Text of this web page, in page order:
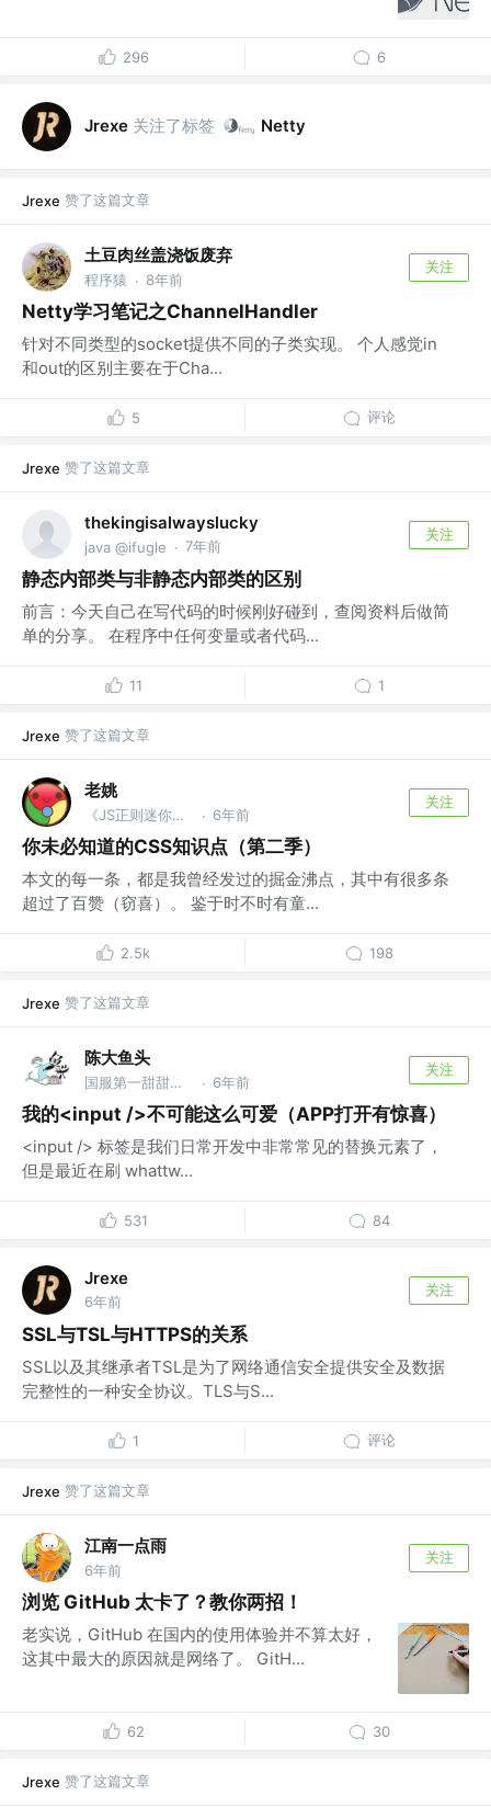
296 6
Jrexe 关注了标签 Netty
Jrexe 赞了这篇文章
土豆肉丝盖浇饭废弃
程序猿 · 8年前
关注
Netty学习笔记之ChannelHandler
针对不同类型的socket提供不同的子类实现。 个人感觉in
和out的区别主要在于Cha...
5 评论
Jrexe 赞了这篇文章
thekingisalwayslucky
java @ifugle · 7年前
关注
静态内部类与非静态内部类的区别
前言：今天自己在写代码的时候刚好碰到，查阅资料后做简
单的分享。 在程序中任何变量或者代码...
11 1
Jrexe 赞了这篇文章
老姚
《JS正则迷你书》作者 · 6年前
关注
你未必知道的CSS知识点（第二季）
本文的每一条，都是我曾经发过的掘金沸点，其中有很多条
超过了百赞（窃喜）。 鉴于时不时有童...
2.5k 198
Jrexe 赞了这篇文章
陈大鱼头
国服第一甜甜圈 @国服第一海洋 · 6年前
关注
我的<input />不可能这么可爱（APP打开有惊喜）
<input /> 标签是我们日常开发中非常常见的替换元素了，
但是最近在刷 whattw...
531 84
Jrexe
6年前
关注
SSL与TSL与HTTPS的关系
SSL以及其继承者TSL是为了网络通信安全提供安全及数据
完整性的一种安全协议。TLS与S...
1 评论
Jrexe 赞了这篇文章
江南一点雨
6年前
关注
浏览 GitHub 太卡了？教你两招！
老实说，GitHub 在国内的使用体验并不算太好，
这其中最大的原因就是网络了。 GitH...
62 30
Jrexe 赞了这篇文章